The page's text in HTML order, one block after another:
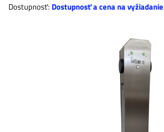
Dostupnosť: Dostupnosť a cena na vyžiadanie